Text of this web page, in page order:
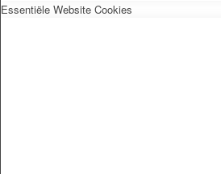
Essentiële Website Cookies